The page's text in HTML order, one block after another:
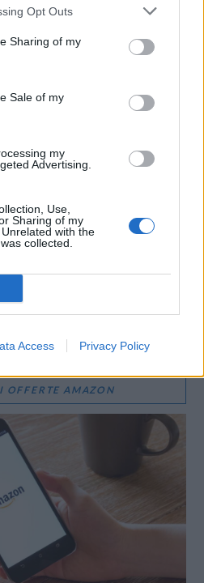
Opt Outs
Sharing of my
Sale of my
my
Advertising.
Use,
Sharing of my
with the
collected.
Access Privacy Policy
conta in tutta la Svizzera 865
professionali.
professionale Swisscom
about/jobs/next-apprendistato-
Facebook
OFFERTE AMAZON